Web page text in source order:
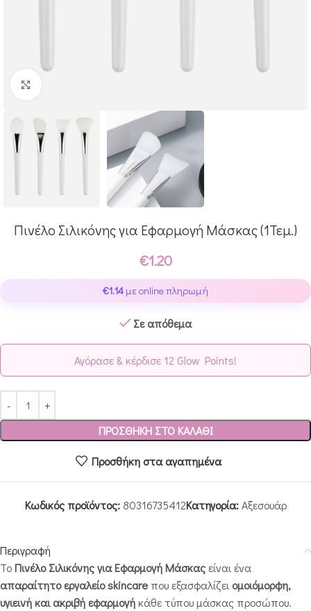
Πινέλο Σιλικόνης για Εφαρμογή Μάσκας (1Τεμ.)
€1.20
€1.14 με online πληρωμή
Σε απόθεμα
Αγόρασε & κέρδισε 12 Glow Points!
ΠΡΟΣΘΉΚΗ ΣΤΟ ΚΑΛΆΘΙ
Προσθήκη στα αγαπημένα
Κωδικός προϊόντος: 80316735412Κατηγορία: Αξεσουάρ
Περιγραφή
ΤοΠινέλο Σιλικόνης για Εφαρμογή Μάσκας είναι ένα
απαραίτητο εργαλείο skincare που εξασφαλίζει ομοιόμορφη,
υγιεινή και ακριβή εφαρμογήκάθε τύπου μάσκας προσώπου.